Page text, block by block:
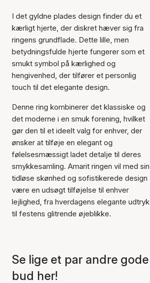
Varen er tilføjet til kurven
I det gyldne plades design finder du et
kærligt hjerte, der diskret hæver sig fra
ringens grundflade. Dette lille, men
betydningsfulde hjerte fungerer som et
smukt symbol på kærlighed og
hengivenhed, der tilfører et personlig
touch til det elegante design.
Denne ring kombinerer det klassiske og
det moderne i en smuk forening, hvilket
gør den til et ideelt valg for enhver, der
ønsker at tilføje en elegant og
følelsesmæssigt ladet detalje til deres
smykkesamling. Amarit ringen vil med sin
tidløse skønhed og sofistikerede design
være en udsøgt tilføjelse til enhver
lejlighed, fra hverdagens elegante udtryk
til festens glitrende øjeblikke.
Se lige et par andre gode
bud her!